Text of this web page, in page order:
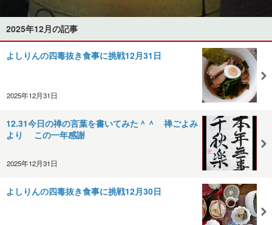
2025年12月の記事
よしりんの四毒抜き食事に挑戦12月31日
2025年12月31日
12.31今日の禅の言葉を書いてみた＾＾ 禅ごよみ
より この一年感謝
2025年12月31日
よしりんの四毒抜き食事に挑戦12月30日